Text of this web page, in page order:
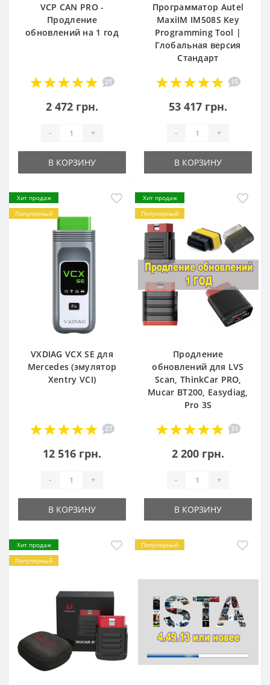
VCP CAN PRO -
Продление
обновлений на 1 год
21
2 472 грн.
- +
В КОРЗИНУ
Программатор Autel
MaxiIM IM508S Key
Programming Tool |
Глобальная версия
Стандарт
15
53 417 грн.
- +
В КОРЗИНУ
Хит продаж
Популярный
VXDIAG VCX SE для
Mercedes (эмулятор
Xentry VCI)
27
12 516 грн.
- +
В КОРЗИНУ
Хит продаж
Популярный
Продление
обновлений для LVS
Scan, ThinkCar PRO,
Mucar BT200, Easydiag,
Pro 3S
31
2 200 грн.
- +
В КОРЗИНУ
Хит продаж
Популярный
Популярный